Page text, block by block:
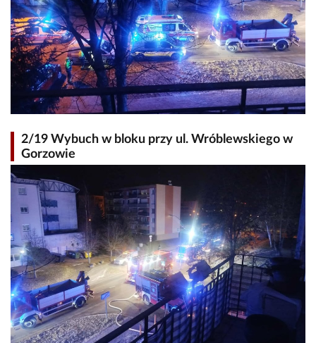
2/19 Wybuch w bloku przy ul. Wróblewskiego w
Gorzowie